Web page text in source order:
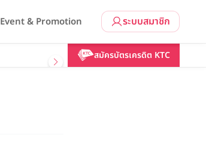
ระบบสมาชิก
Event & Promotion
สมัครบัตรเครดิต KTC